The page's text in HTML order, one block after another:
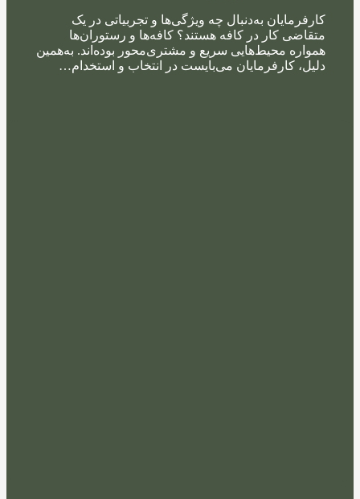
کارفرمایان به‌دنبال چه ویژگی‌ها و تجربیاتی در یک
متقاضی کار در کافه هستند؟ کافه‌ها و رستوران‌ها
همواره محیط‌هایی سریع و مشتری‌محور بوده‌اند. به‌همین
دلیل، کارفرمایان می‌بایست در انتخاب و استخدام…